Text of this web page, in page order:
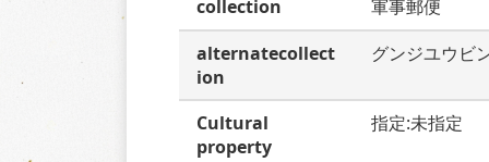
collection
軍事郵便
alternatecollect
ion
グンジユウビ
Cultural
property
指定:未指定